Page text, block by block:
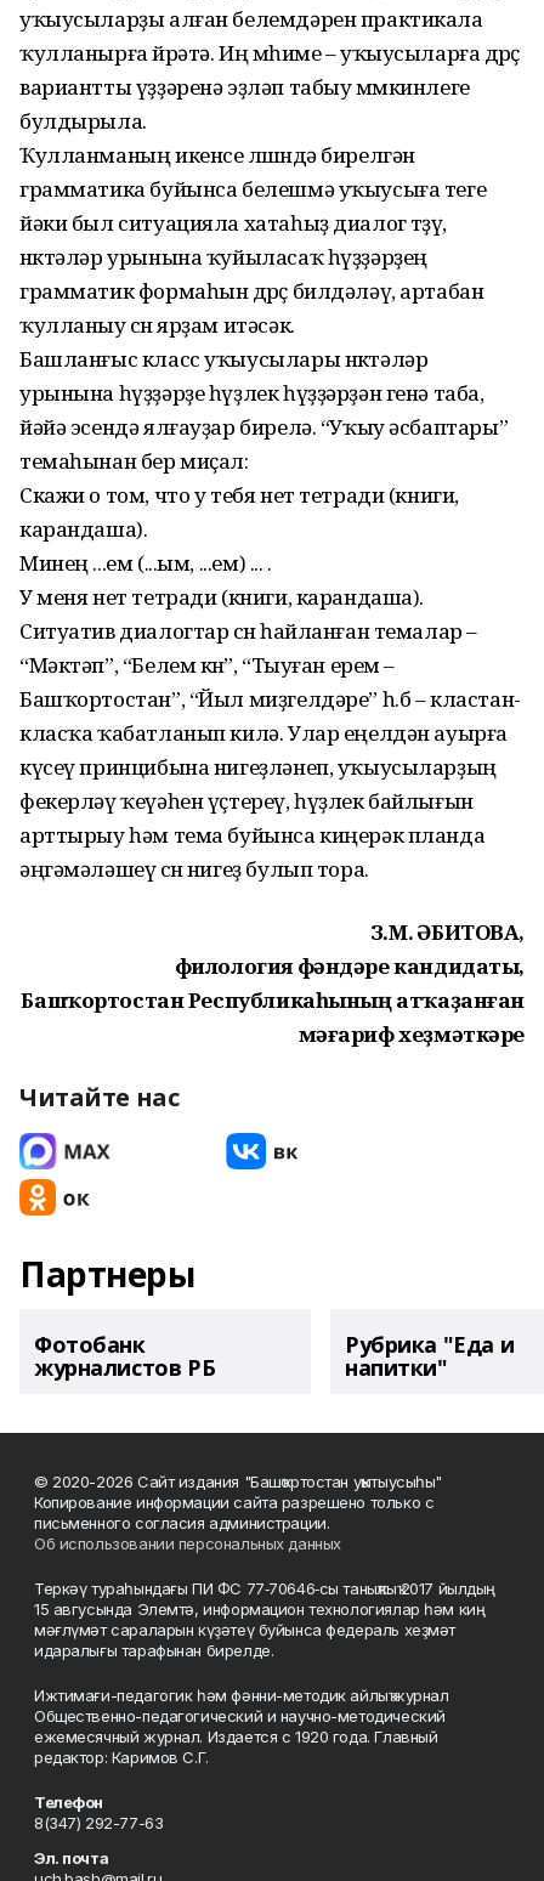
уҡыусыларҙы алған белемдәрен практикала
ҡулланырға өйрәтә. Иң мөһиме – уҡыусыларға дөрөҫ
вариантты үҙҙә­ренә эҙләп табыу мөмкинлеге
булдырыла.
Ҡулланманың икенсе өлөшөндә бирелгән
грамматика буйынса белешмә уҡыусыға теге
йәки был ситуацияла хатаһыҙ диалог төҙөү,
нөктәләр урынына ҡуйыласаҡ һүҙҙәрҙең
грамматик формаһын дөрөҫ билдәләү, артабан
ҡулланыу өсөн ярҙам итәсәк.
Башланғыс класс уҡыусылары нөктәләр
урынына һүҙҙәрҙе һүҙлек һүҙҙәрҙән генә таба,
йәйә эсендә ялғауҙар бирелә. “Уҡыу әсбаптары”
темаһынан бер миҫал:
Скажи о том, что у тебя нет тетради (книги,
карандаша).
Минең ...ем (...ым, ...ем) ... .
У меня нет тетради (книги, карандаша).
Ситуатив диалогтар өсөн һайланған темалар –
“Мәктәп”, “Белем көнө”, “Тыуған ерем –
Башҡортостан”, “Йыл миҙгелдәре” һ.б – кластан-
класҡа ҡабатланып килә. Улар еңелдән ауырға
күсеү принцибына нигеҙләнеп, уҡыусыларҙың
фекерләү ҡеүәһен үҫтереү, һүҙлек байлығын
арттырыу һәм тема буйынса киңерәк планда
әңгәмәләшеү өсөн нигеҙ булып тора.
З.М. ҒӘБИТОВА,
филология фәндәре кандидаты,
Башҡортостан Республикаһының атҡаҙанған
мәғариф хеҙмәткәре
Читайте нас
Партнеры
Фотобанк
журналистов РБ
Рубрика "Еда и
напитки"
© 2020-2026 Сайт издания "Башҡортостан уҡытыусыһы"
Копирование информации сайта разрешено только с
письменного согласия администрации.
Об использовании персональных данных
Теркәү тураһындағы ПИ ФС 77‑70646‑сы таныҡлыҡ 2017 йылдың
15 авгусында Элемтә, информацион технологиялар һәм киң
мәғлүмәт сараларын күҙәтеү буйынса федераль хеҙмәт
идаралығы тарафынан бирелде.
Ижтимағи-педагогик һәм фәнни-методик айлыҡ журнал
Общественно-педагогический и научно-методический
ежемесячный журнал. Издается с 1920 года. Главный
редактор: Каримов С.Г.
Телефон
8(347) 292-77-63
Эл. почта